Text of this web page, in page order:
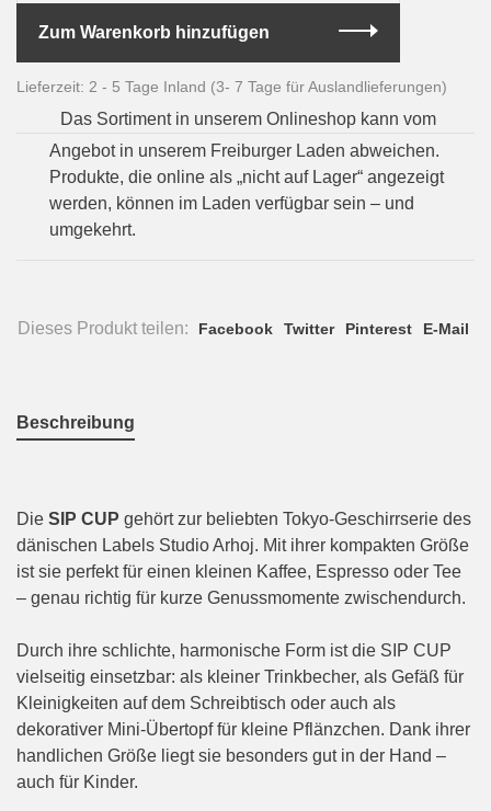
Zum Warenkorb hinzufügen
Lieferzeit: 2 - 5 Tage Inland (3- 7 Tage für Auslandlieferungen)
Das Sortiment in unserem Onlineshop kann vom
Angebot in unserem Freiburger Laden abweichen.
Produkte, die online als „nicht auf Lager“ angezeigt
werden, können im Laden verfügbar sein – und
umgekehrt.
Dieses Produkt teilen: Facebook Twitter Pinterest E-Mail
Beschreibung
Die SIP CUP gehört zur beliebten Tokyo-Geschirrserie des
dänischen Labels Studio Arhoj. Mit ihrer kompakten Größe
ist sie perfekt für einen kleinen Kaffee, Espresso oder Tee
– genau richtig für kurze Genussmomente zwischendurch.
Durch ihre schlichte, harmonische Form ist die SIP CUP
vielseitig einsetzbar: als kleiner Trinkbecher, als Gefäß für
Kleinigkeiten auf dem Schreibtisch oder auch als
dekorativer Mini-Übertopf für kleine Pflänzchen. Dank ihrer
handlichen Größe liegt sie besonders gut in der Hand –
auch für Kinder.